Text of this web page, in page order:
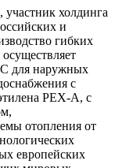
холдинга
и
гибких
для наружных
с
PEX-A, с
отопления от
европейских